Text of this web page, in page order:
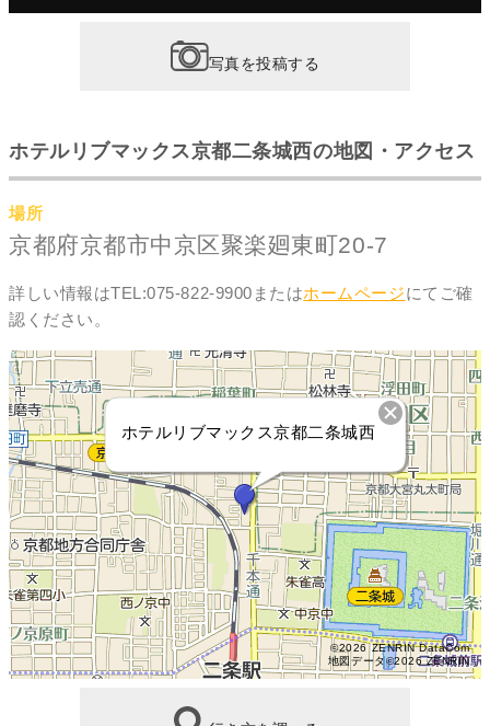
写真を投稿する
ホテルリブマックス京都二条城西の地図・アクセス
場所
京都府京都市中京区聚楽廻東町20-7
詳しい情報はTEL:075-822-9900またはホームページにてご確
認ください。
ホテルリブマックス京都二条城西
©2026 ZENRIN DataCom
地図データ©2026 ZENRIN